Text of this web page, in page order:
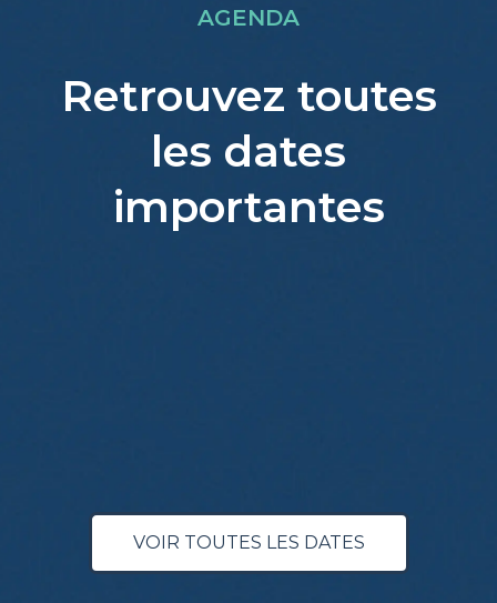
AGENDA
Retrouvez toutes
les dates
importantes
VOIR TOUTES LES DATES